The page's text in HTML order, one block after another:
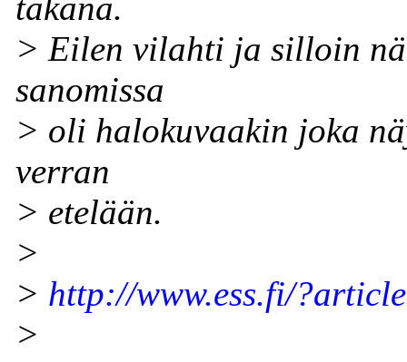
> Eilen vilahti ja silloin
sanomissa
> oli halokuvaakin joka
verran
> etelään.
>
> http://www.ess.fi/
>